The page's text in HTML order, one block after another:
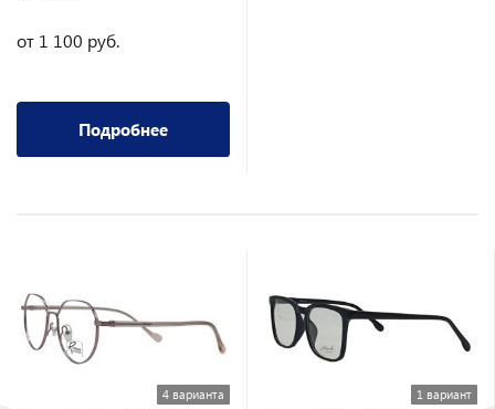
от 1 100 руб.
Подробнее
4 варианта 1 вариант